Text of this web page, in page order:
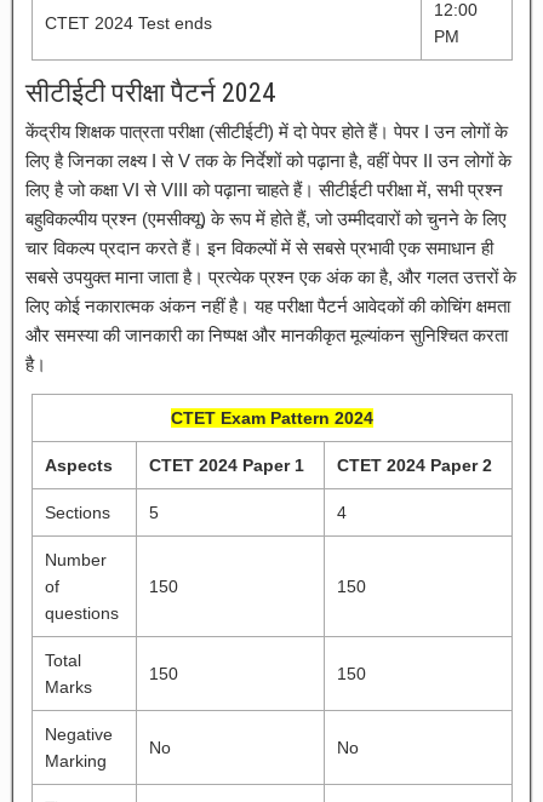
CTET 2024 Test ends
12:00
PM
सीटीईटी परीक्षा पैटर्न 2024
केंद्रीय शिक्षक पात्रता परीक्षा (सीटीईटी) में दो पेपर होते हैं। पेपर I उन लोगों के
लिए है जिनका लक्ष्य I से V तक के निर्देशों को पढ़ाना है, वहीं पेपर II उन लोगों के
लिए है जो कक्षा VI से VIII को पढ़ाना चाहते हैं। सीटीईटी परीक्षा में, सभी प्रश्न
बहुविकल्पीय प्रश्न (एमसीक्यू) के रूप में होते हैं, जो उम्मीदवारों को चुनने के लिए
चार विकल्प प्रदान करते हैं। इन विकल्पों में से सबसे प्रभावी एक समाधान ही
सबसे उपयुक्त माना जाता है। प्रत्येक प्रश्न एक अंक का है, और गलत उत्तरों के
लिए कोई नकारात्मक अंकन नहीं है। यह परीक्षा पैटर्न आवेदकों की कोचिंग क्षमता
और समस्या की जानकारी का निष्पक्ष और मानकीकृत मूल्यांकन सुनिश्चित करता
है।
CTET Exam Pattern 2024
Aspects CTET 2024 Paper 1 CTET 2024 Paper 2
Sections 5 4
Number
of
questions
150 150
Total
Marks
150 150
Negative
Marking
No No